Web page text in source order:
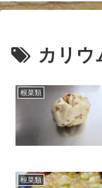
カリウ
根菜類
根菜類